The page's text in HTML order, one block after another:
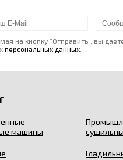
на кнопку “Отправить”, вы
персональных данных
машины